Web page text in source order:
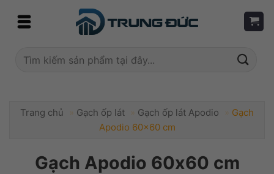
Tìm
Trang chủ » Gạch ốp lát » Gạch ốp lát Apodio » Gạch
Apodio 60x60 cm
Gạch Apodio 60x60 cm